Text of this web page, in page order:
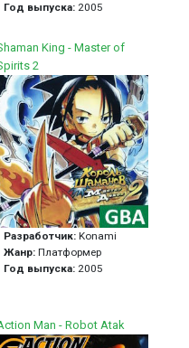
Год выпуска: 2005
King - Master of
2
Разработчик:Konami
Жанр:Платформер
Год выпуска: 2005
Man - Robot Atak